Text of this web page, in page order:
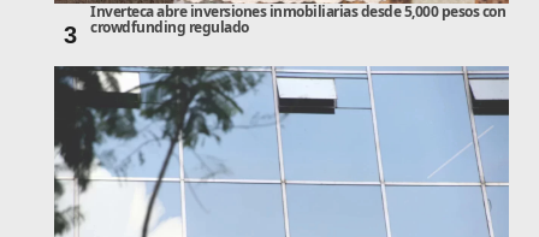
3
Inverteca abre inversiones inmobiliarias desde 5,000 pesos con
crowdfunding regulado